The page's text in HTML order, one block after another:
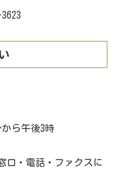
ら午後3時
口・電話・ファクスに